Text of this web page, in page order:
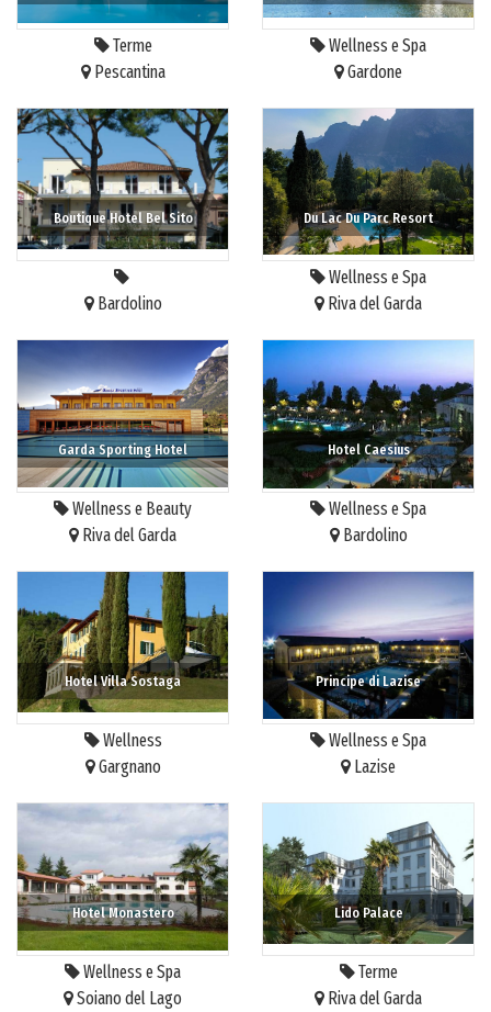
Terme
Pescantina
Wellness e Spa
Gardone
Boutique Hotel Bel Sito
Bardolino
Du Lac Du Parc Resort
Wellness e Spa
Riva del Garda
Garda Sporting Hotel
Wellness e Beauty
Riva del Garda
Hotel Caesius
Wellness e Spa
Bardolino
Hotel Villa Sostaga
Wellness
Gargnano
Principe di Lazise
Wellness e Spa
Lazise
Hotel Monastero
Wellness e Spa
Soiano del Lago
Lido Palace
Terme
Riva del Garda